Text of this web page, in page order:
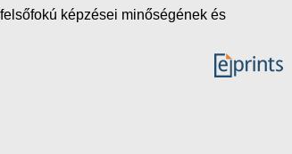
képzései minőségének és